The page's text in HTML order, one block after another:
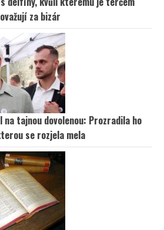
za bizár
na tajnou dovolenou: Prozradila ho
se rozjela mela